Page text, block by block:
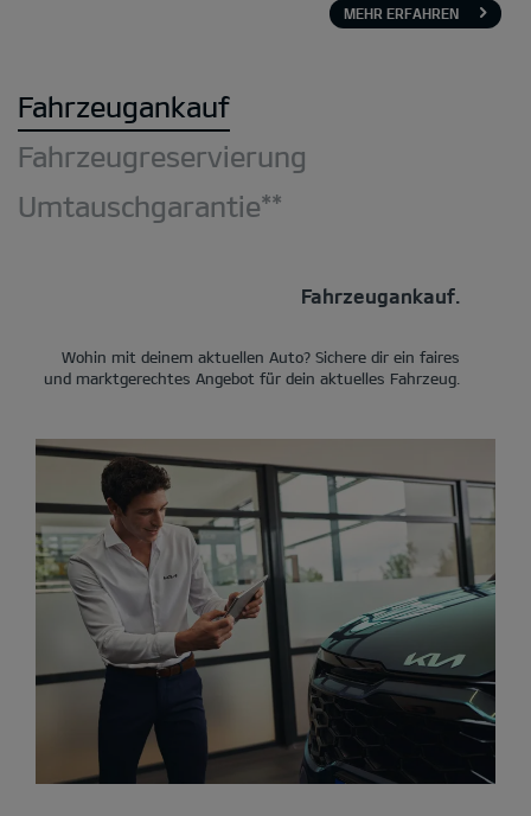
MEHR ERFAHREN
Fahrzeugankauf
Fahrzeugreservierung
Umtauschgarantie**
Fahrzeugankauf.
Wohin mit deinem aktuellen Auto? Sichere dir ein faires
und marktgerechtes Angebot für dein aktuelles Fahrzeug.